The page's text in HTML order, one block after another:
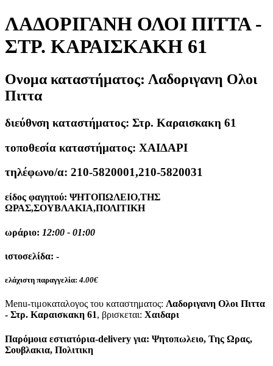
ΛΑΔΟΡΙΓΑΝΗ ΟΛΟΙ ΠΙΤΤΑ -
ΣΤΡ. ΚΑΡΑΙΣΚΑΚΗ 61
Ονομα καταστήματος: Λαδοριγανη Ολοι
Πιττα
διεύθνση καταστήματος: Στρ. Καραισκακη 61
τοποθεσία καταστήματος: ΧΑΙΔΑΡΙ
τηλέφωνο/α: 210-5820001,210-5820031
είδος φαγητού: ΨΗΤΟΠΩΛΕΙΟ,ΤΗΣ
ΩΡΑΣ,ΣΟΥΒΛΑΚΙΑ,ΠΟΛΙΤΙΚΗ
ωράριο: 12:00 - 01:00
ιστοσελίδα: -
ελάχιστη παραγγελία: 4.00€
Menu-τιμοκαταλογος του καταστηματος: Λαδοριγανη Ολοι Πιττα
- Στρ. Καραισκακη 61, βρισκεται: Χαιδαρι
Παρόμοια εστιατόρια-delivery για: Ψητοπωλειο, Της Ωρας,
Σουβλακια, Πολιτικη